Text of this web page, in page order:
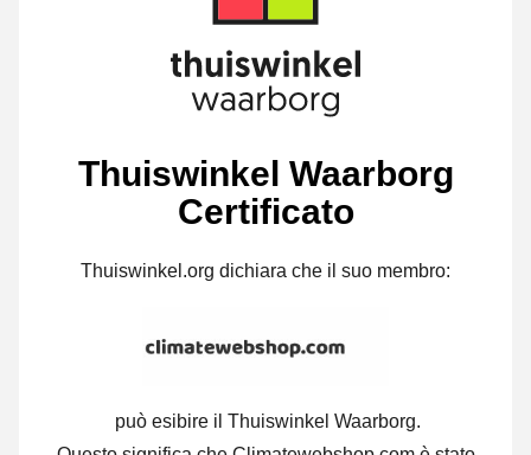
Thuiswinkel Waarborg
Certificato
Thuiswinkel.org dichiara che il suo membro:
può esibire il Thuiswinkel Waarborg.